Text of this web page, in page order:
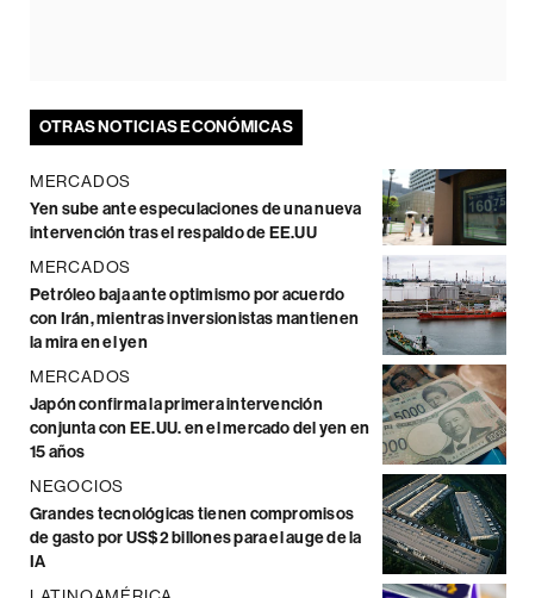
OTRAS NOTICIAS ECONÓMICAS
MERCADOS
Yen sube ante especulaciones de una nueva
intervención tras el respaldo de EE.UU
MERCADOS
Petróleo baja ante optimismo por acuerdo
con Irán, mientras inversionistas mantienen
la mira en el yen
MERCADOS
Japón confirma la primera intervención
conjunta con EE.UU. en el mercado del yen en
15 años
NEGOCIOS
Grandes tecnológicas tienen compromisos
de gasto por US$2 billones para el auge de la
IA